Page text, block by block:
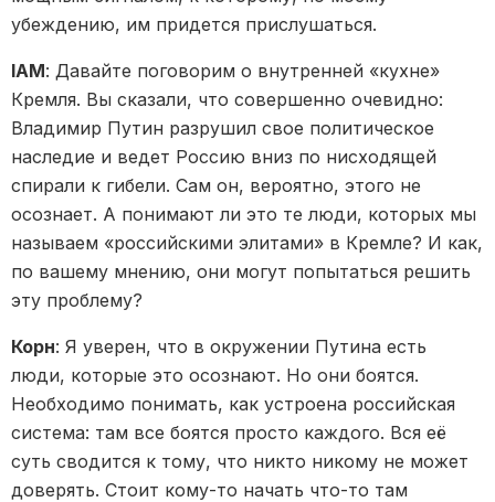
убеждению, им придется прислушаться.
IAM: Давайте поговорим о внутренней «кухне»
Кремля. Вы сказали, что совершенно очевидно:
Владимир Путин разрушил свое политическое
наследие и ведет Россию вниз по нисходящей
спирали к гибели. Сам он, вероятно, этого не
осознает. А понимают ли это те люди, которых мы
называем «российскими элитами» в Кремле? И как,
по вашему мнению, они могут попытаться решить
эту проблему?
Корн: Я уверен, что в окружении Путина есть
люди, которые это осознают. Но они боятся.
Необходимо понимать, как устроена российская
система: там все боятся просто каждого. Вся её
суть сводится к тому, что никто никому не может
доверять. Стоит кому-то начать что-то там